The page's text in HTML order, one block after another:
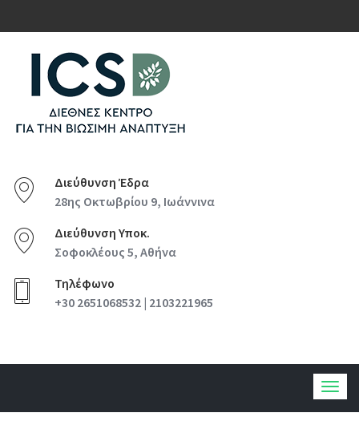
Διεύθυνση Έδρα
28ης Οκτωβρίου 9, Ιωάννινα
Διεύθυνση Υποκ.
Σοφοκλέους 5, Αθήνα
Τηλέφωνο
+30 2651068532 | 2103221965